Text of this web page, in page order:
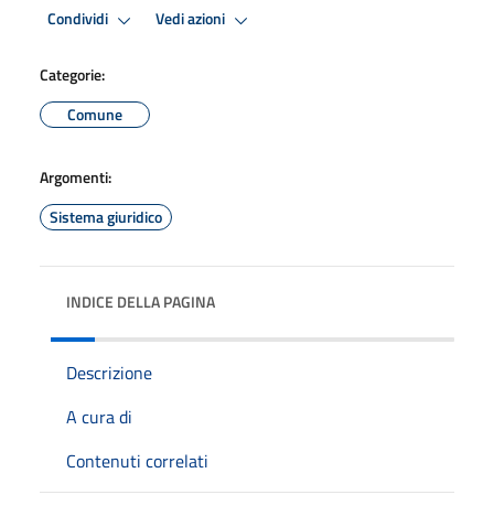
Condividi Vedi azioni
Categorie:
Comune
Argomenti:
Sistema giuridico
INDICE DELLA PAGINA
Descrizione
A cura di
Contenuti correlati